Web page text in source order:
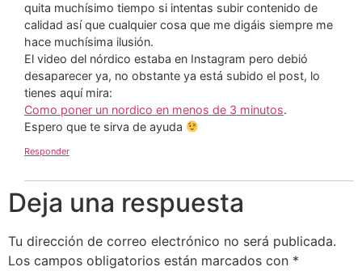
quita muchísimo tiempo si intentas subir contenido de
calidad así que cualquier cosa que me digáis siempre me
hace muchísima ilusión.
El video del nórdico estaba en Instagram pero debió
desaparecer ya, no obstante ya está subido el post, lo
tienes aquí mira:
Como poner un nordico en menos de 3 minutos.
Espero que te sirva de ayuda
Responder
Deja una respuesta
Tu dirección de correo electrónico no será publicada.
Los campos obligatorios están marcados con *